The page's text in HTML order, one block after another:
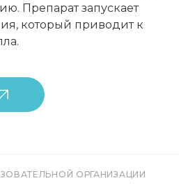
Препарат запускает
который приводит к
ОРГАНИЗАЦИИ